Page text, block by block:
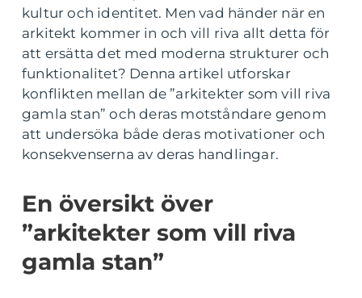
kultur och identitet. Men vad händer när en
arkitekt kommer in och vill riva allt detta för
att ersätta det med moderna strukturer och
funktionalitet? Denna artikel utforskar
konflikten mellan de ”arkitekter som vill riva
gamla stan” och deras motståndare genom
att undersöka både deras motivationer och
konsekvenserna av deras handlingar.
En översikt över
”arkitekter som vill riva
gamla stan”